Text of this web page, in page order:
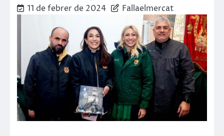
11 de febrer de 2024 Fallaelmercat